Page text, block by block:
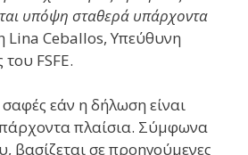
υπόψη σταθερά υπάρχοντα
Lina Ceballos, Υπεύθυνη
FSFE.
σαφές εάν η δήλωση είναι
πλαίσια. Σύμφωνα
βασίζεται σε προηγούμενες